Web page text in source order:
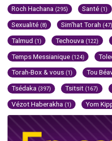
Roch Hachana (295) Santé (1)
Sexualité (8) Sim'hat Torah (47)
Talmud (1) Techouva (122)
Temps Messianique (124)
Torah-Box & vous (1) Tou
Tsédaka (397) Tsitsit (167)
Vézot Haberakha (1) Yom